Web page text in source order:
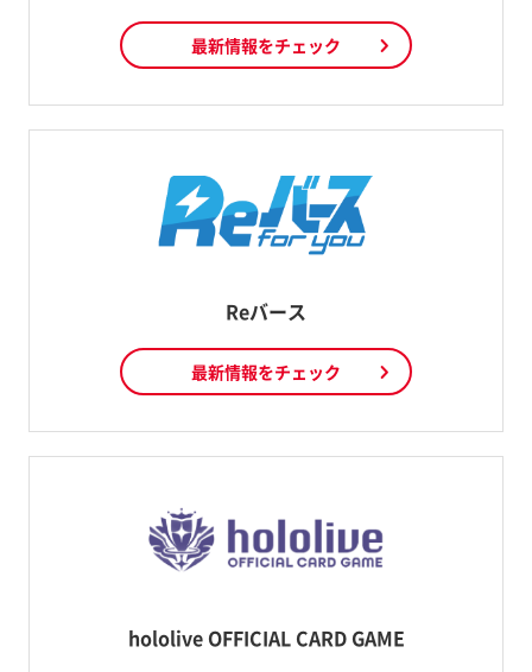
最新情報をチェック
Reバース
最新情報をチェック
hololive OFFICIAL CARD GAME